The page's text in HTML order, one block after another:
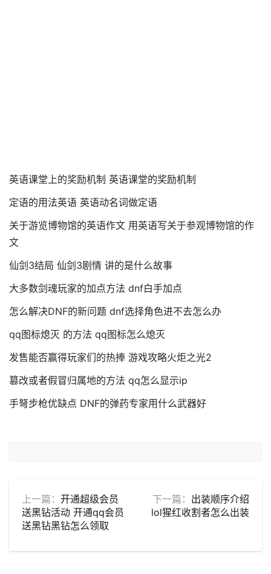
英语课堂上的奖励机制 英语课堂的奖励机制
定语的用法英语 英语动名词做定语
关于游览博物馆的英语作文 用英语写关于参观博物馆的作
文
仙剑3结局 仙剑3剧情 讲的是什么故事
大多数剑魂玩家的加点方法 dnf白手加点
怎么解决DNF的新问题 dnf选择角色进不去怎么办
qq图标熄灭 的方法 qq图标怎么熄灭
发售能否赢得玩家们的热捧 游戏攻略火炬之光2
篡改或者假冒归属地的方法 qq怎么显示ip
手弩步枪优缺点 DNF的弹药专家用什么武器好
上一篇： 开通超级会员
送黑钻活动 开通qq会员
送黑钻黑钻怎么领取
下一篇： 出装顺序介绍
lol猩红收割者怎么出装